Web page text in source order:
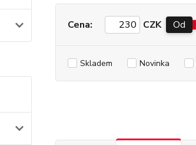
Cena: CZK Od
Skladem Novinka